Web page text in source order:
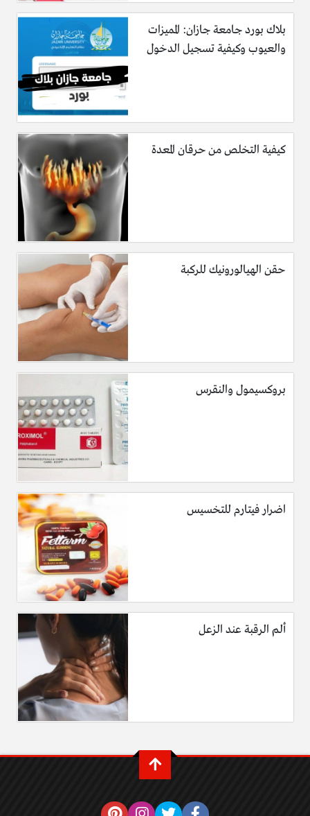
بلاك بورد جامعة جازان: المميزات
والعيوب وكيفية تسجيل الدخول
كيفية التخلص من حرقان المعدة
حقن الهيالورونيك للركبة
بروكسيمول والنقرس
اضرار فيتارم للتخسيس
ألم الرقبة عند الزعل